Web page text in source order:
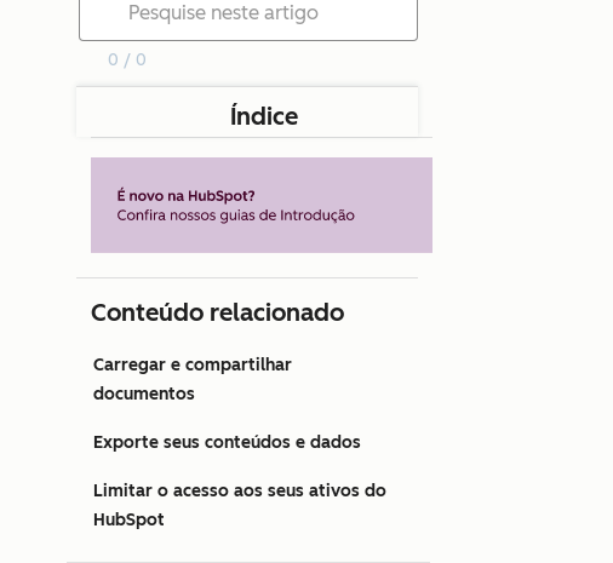
0 / 0
Índice
Conteúdo relacionado
Carregar e compartilhar
documentos
Exporte seus conteúdos e dados
Limitar o acesso aos seus ativos do
HubSpot